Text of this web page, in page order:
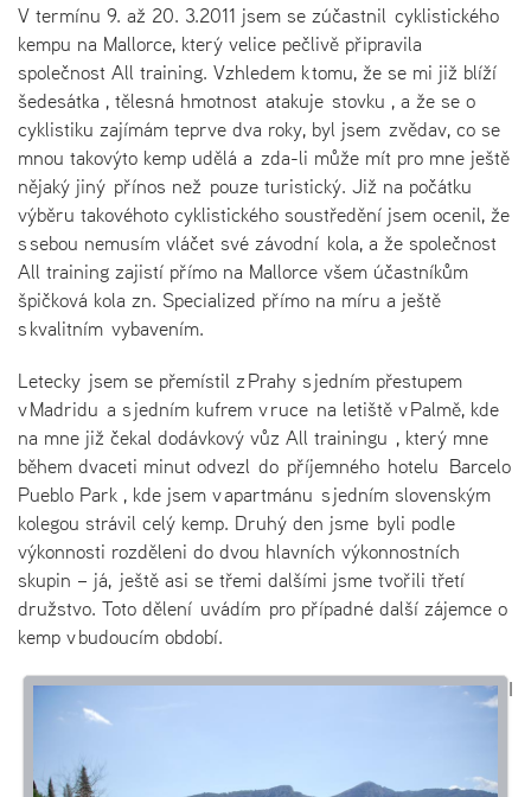
V termínu 9. až 20. 3.2011 jsem se zúčastnil cyklistického
kempu na Mallorce, který velice pečlivě připravila
společnost All training. Vzhledem k tomu, že se mi již blíží
šedesátka , tělesná hmotnost atakuje stovku , a že se o
cyklistiku zajímám teprve dva roky, byl jsem zvědav, co se
mnou takovýto kemp udělá a zda-li může mít pro mne ještě
nějaký jiný přínos než pouze turistický. Již na počátku
výběru takovéhoto cyklistického soustředění jsem ocenil, že
s sebou nemusím vláčet své závodní kola, a že společnost
All training zajistí přímo na Mallorce všem účastníkům
špičková kola zn. Specialized přímo na míru a ještě
s kvalitním vybavením.
Letecky jsem se přemístil z Prahy s jedním přestupem
v Madridu a s jedním kufrem v ruce na letiště v Palmě, kde
na mne již čekal dodávkový vůz All trainingu , který mne
během dvaceti minut odvezl do příjemného hotelu Barcelo
Pueblo Park , kde jsem v apartmánu s jedním slovenským
kolegou strávil celý kemp. Druhý den jsme byli podle
výkonnosti rozděleni do dvou hlavních výkonnostních
skupin – já, ještě asi se třemi dalšími jsme tvořili třetí
družstvo. Toto dělení uvádím pro případné další zájemce o
kemp v budoucím období.
I